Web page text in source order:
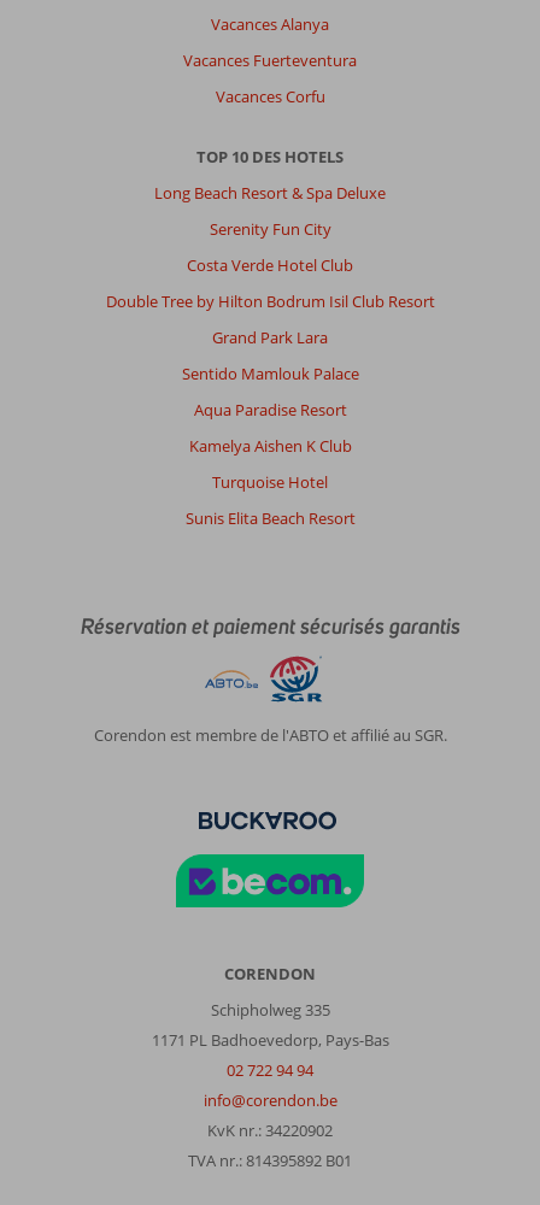
Vacances Alanya
Vacances Fuerteventura
Vacances Corfu
TOP 10 DES HOTELS
Long Beach Resort & Spa Deluxe
Serenity Fun City
Costa Verde Hotel Club
Double Tree by Hilton Bodrum Isil Club Resort
Grand Park Lara
Sentido Mamlouk Palace
Aqua Paradise Resort
Kamelya Aishen K Club
Turquoise Hotel
Sunis Elita Beach Resort
Réservation et paiement sécurisés garantis
Corendon est membre de l'ABTO et affilié au SGR.
CORENDON
Schipholweg 335
1171 PL Badhoevedorp, Pays-Bas
02 722 94 94
info@corendon.be
KvK nr.: 34220902
TVA nr.: 814395892 B01